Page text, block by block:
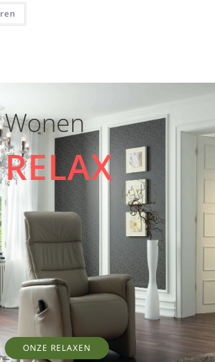
Wonen
RELAX
ONZE RELAXEN